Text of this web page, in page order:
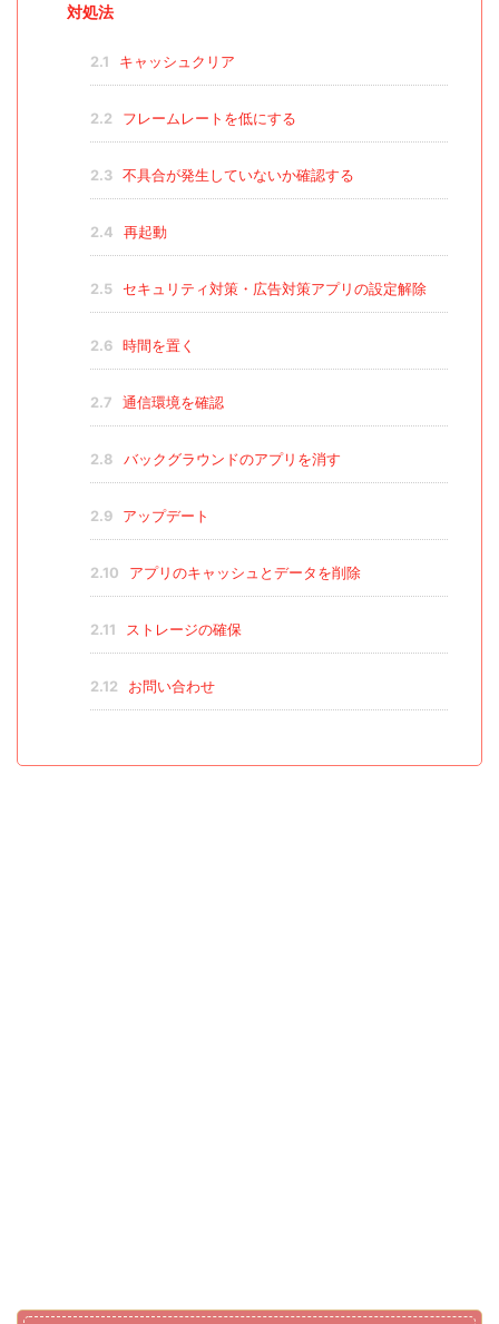
対処法
2.1 キャッシュクリア
2.2 フレームレートを低にする
2.3 不具合が発生していないか確認する
2.4 再起動
2.5 セキュリティ対策・広告対策アプリの設定解除
2.6 時間を置く
2.7 通信環境を確認
2.8 バックグラウンドのアプリを消す
2.9 アップデート
2.10 アプリのキャッシュとデータを削除
2.11 ストレージの確保
2.12 お問い合わせ